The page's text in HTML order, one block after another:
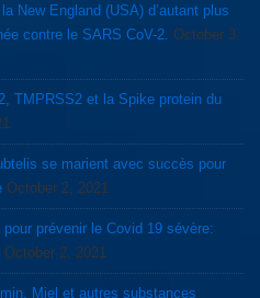
New England (USA) d’autant plus
contre le SARS CoV-2. October 3,
TMPRSS2 et la Spike protein du
se marient avec succès pour
October 2, 2021
prévenir le Covid 19 sévère:
October 2, 2021
Miel et autres substances